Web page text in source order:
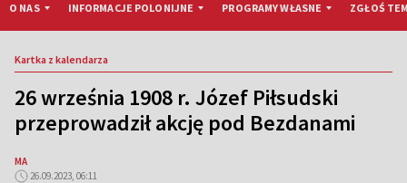
O NAS INFORMACJE POLONIJNE PROGRAMY WŁASNE ZGŁOŚ
Kartka z kalendarza
26 września 1908 r. Józef Piłsudski
przeprowadził akcję pod Bezdanami
MA
26.09.2023, 06:11